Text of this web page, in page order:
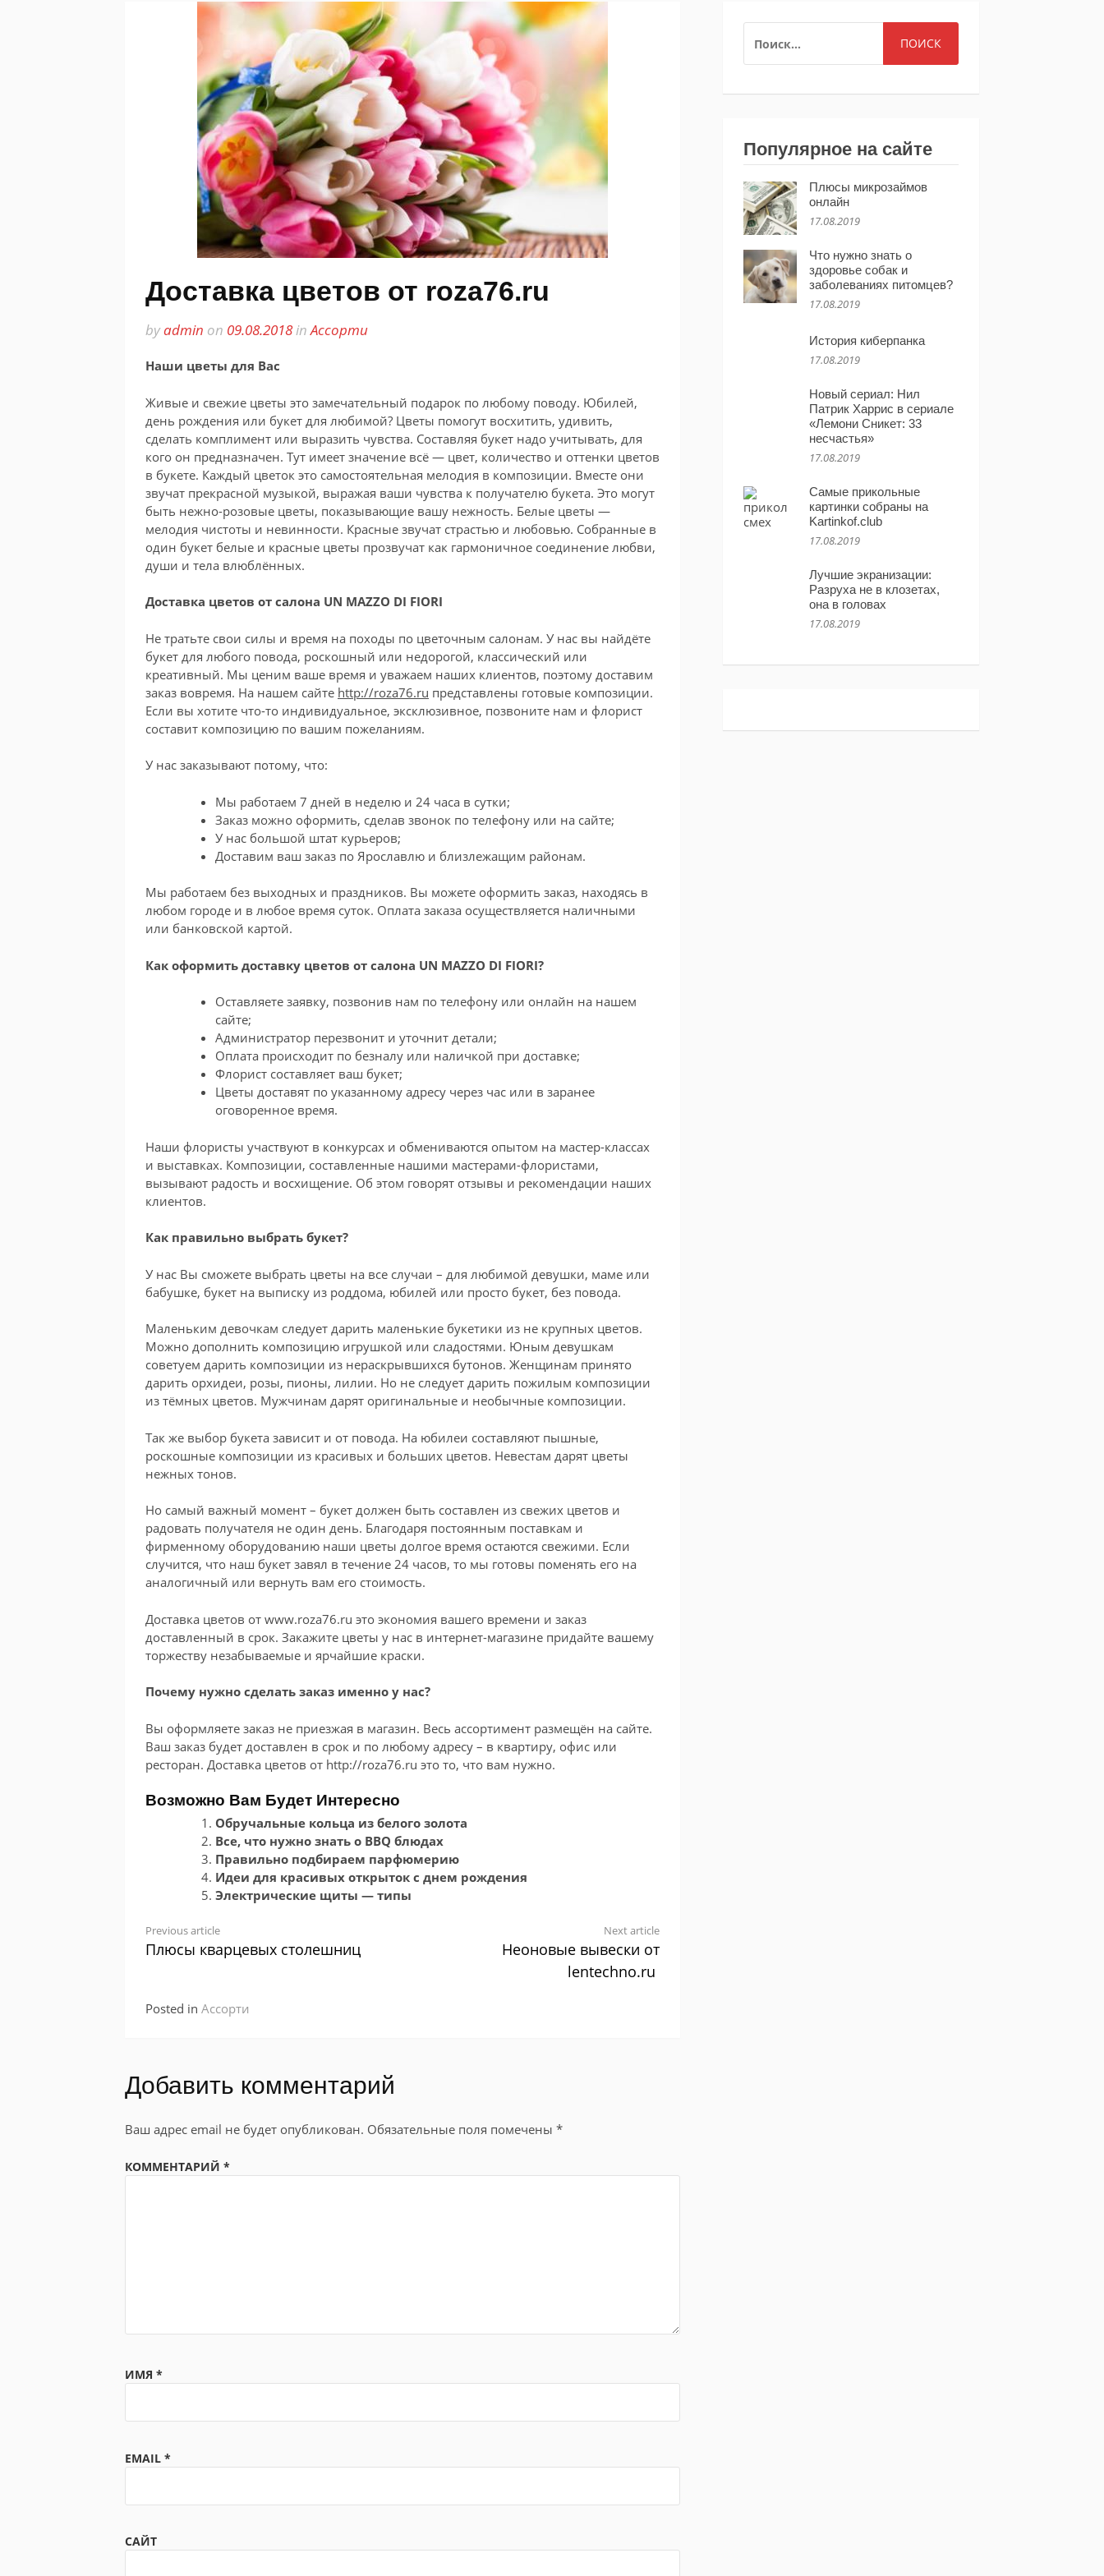
Доставка цветов от roza76.ru
byadmin on 09.08.2018inАссорти
Наши цветы для Вас
Живые и свежие цветы это замечательный подарок по любому поводу. Юбилей,
день рождения или букет для любимой? Цветы помогут восхитить, удивить,
сделать комплимент или выразить чувства. Составляя букет надо учитывать, для
кого он предназначен. Тут имеет значение всё — цвет, количество и оттенки цветов
в букете. Каждый цветок это самостоятельная мелодия в композиции. Вместе они
звучат прекрасной музыкой, выражая ваши чувства к получателю букета. Это могут
быть нежно-розовые цветы, показывающие вашу нежность. Белые цветы —
мелодия чистоты и невинности. Красные звучат страстью и любовью. Собранные в
один букет белые и красные цветы прозвучат как гармоничное соединение любви,
души и тела влюблённых.
Доставка цветов от салона UN MAZZO DI FIORI
Не тратьте свои силы и время на походы по цветочным салонам. У нас вы найдёте
букет для любого повода, роскошный или недорогой, классический или
креативный. Мы ценим ваше время и уважаем наших клиентов, поэтому доставим
заказ вовремя. На нашем сайте http://roza76.ru представлены готовые композиции.
Если вы хотите что-то индивидуальное, эксклюзивное, позвоните нам и флорист
составит композицию по вашим пожеланиям.
У нас заказывают потому, что:
Мы работаем 7 дней в неделю и 24 часа в сутки;
Заказ можно оформить, сделав звонок по телефону или на сайте;
У нас большой штат курьеров;
Доставим ваш заказ по Ярославлю и близлежащим районам.
Мы работаем без выходных и праздников. Вы можете оформить заказ, находясь в
любом городе и в любое время суток. Оплата заказа осуществляется наличными
или банковской картой.
Как оформить доставку цветов от салона UN MAZZO DI FIORI?
Оставляете заявку, позвонив нам по телефону или онлайн на нашем
сайте;
Администратор перезвонит и уточнит детали;
Оплата происходит по безналу или наличкой при доставке;
Флорист составляет ваш букет;
Цветы доставят по указанному адресу через час или в заранее
оговоренное время.
Наши флористы участвуют в конкурсах и обмениваются опытом на мастер-классах
и выставках. Композиции, составленные нашими мастерами-флористами,
вызывают радость и восхищение. Об этом говорят отзывы и рекомендации наших
клиентов.
Как правильно выбрать букет?
У нас Вы сможете выбрать цветы на все случаи – для любимой девушки, маме или
бабушке, букет на выписку из роддома, юбилей или просто букет, без повода.
Маленьким девочкам следует дарить маленькие букетики из не крупных цветов.
Можно дополнить композицию игрушкой или сладостями. Юным девушкам
советуем дарить композиции из нераскрывшихся бутонов. Женщинам принято
дарить орхидеи, розы, пионы, лилии. Но не следует дарить пожилым композиции
из тёмных цветов. Мужчинам дарят оригинальные и необычные композиции.
Так же выбор букета зависит и от повода. На юбилеи составляют пышные,
роскошные композиции из красивых и больших цветов. Невестам дарят цветы
нежных тонов.
Но самый важный момент – букет должен быть составлен из свежих цветов и
радовать получателя не один день. Благодаря постоянным поставкам и
фирменному оборудованию наши цветы долгое время остаются свежими. Если
случится, что наш букет завял в течение 24 часов, то мы готовы поменять его на
аналогичный или вернуть вам его стоимость.
Доставка цветов от www.roza76.ru это экономия вашего времени и заказ
доставленный в срок. Закажите цветы у нас в интернет-магазине придайте вашему
торжеству незабываемые и ярчайшие краски.
Почему нужно сделать заказ именно у нас?
Вы оформляете заказ не приезжая в магазин. Весь ассортимент размещён на сайте.
Ваш заказ будет доставлен в срок и по любому адресу – в квартиру, офис или
ресторан. Доставка цветов от http://roza76.ru это то, что вам нужно.
Возможно Вам Будет Интересно
Обручальные кольца из белого золота
Все, что нужно знать о BBQ блюдах
Правильно подбираем парфюмерию
Идеи для красивых открыток с днем рождения
Электрические щиты — типы
Continue
Reading
Previous article
Плюсы кварцевых столешниц
Next article
Неоновые вывески от
lentechno.ru
Posted in Ассорти
Добавить комментарий
Ваш адрес email не будет опубликован. Обязательные поля помечены *
КОММЕНТАРИЙ *
ИМЯ *
EMAIL *
САЙТ
Популярное на сайте
Плюсы микрозаймов
онлайн
17.08.2019
Что нужно знать о
здоровье собак и
заболеваниях питомцев?
17.08.2019
История киберпанка
17.08.2019
Новый сериал: Нил
Патрик Харрис в сериале
«Лемони Сникет: 33
несчастья»
17.08.2019
Самые прикольные
картинки собраны на
Kartinkof.club
17.08.2019
Лучшие экранизации:
Разруха не в клозетах,
она в головах
17.08.2019